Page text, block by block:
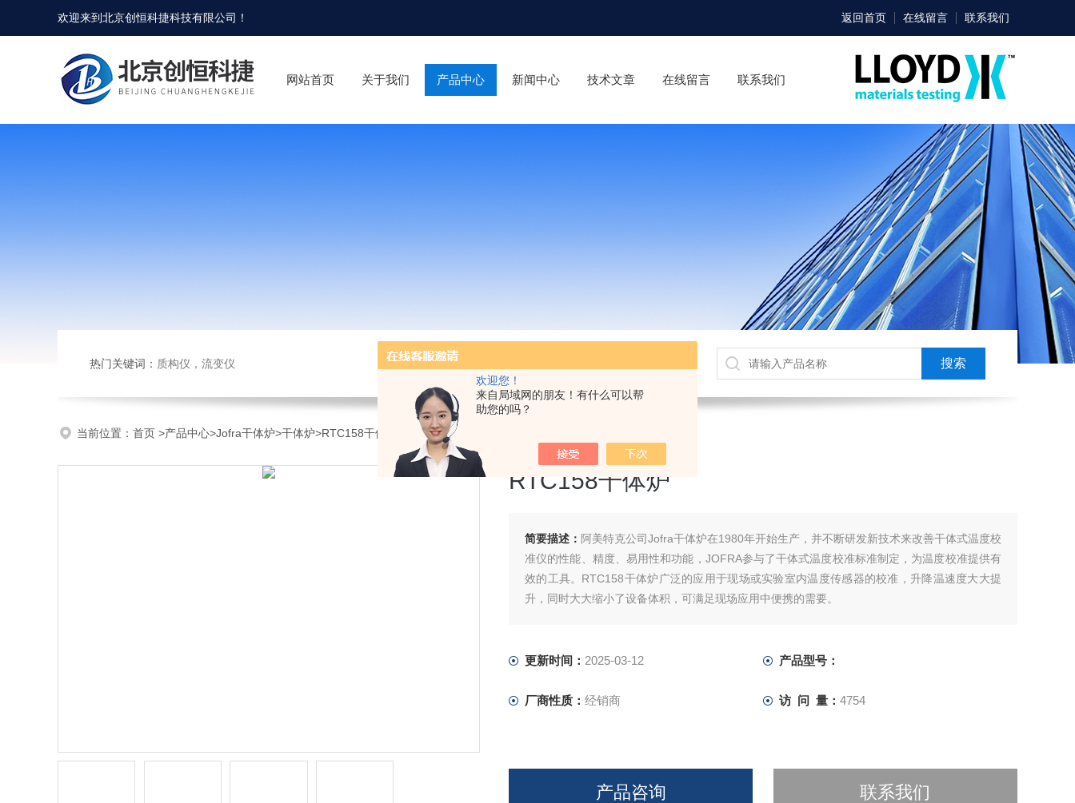
欢迎您！
来自局域网的朋友！有什么可以帮
助您的吗？
欢迎来到北京创恒科捷科技有限公司 ！ 返回首页 在线留言 联系我们
网站首页 关于我们 产品中心 新闻中心 技术文章 在线留言 联系我们
热门关键词： 质构仪 ， 流变仪
当前位置： 首页 >产品中心>Jofra干体炉>干体炉>RTC158干体炉
RTC158干体炉
简要描述： 阿美特克公司Jofra干体炉在1980年开始生产，并不断研发新技术来改善干体式温度校
准仪的性能、精度、易用性和功能，JOFRA参与了干体式温度校准标准制定，为温度校准提供有
效的工具。RTC158干体炉广泛的应用于现场或实验室内温度传感器的校准，升降温速度大大提
升，同时大大缩小了设备体积，可满足现场应用中便携的需要。
更新时间： 2025-03-12 产品型号：
厂商性质： 经销商 访 问 量： 4754
产品咨询 联系我们